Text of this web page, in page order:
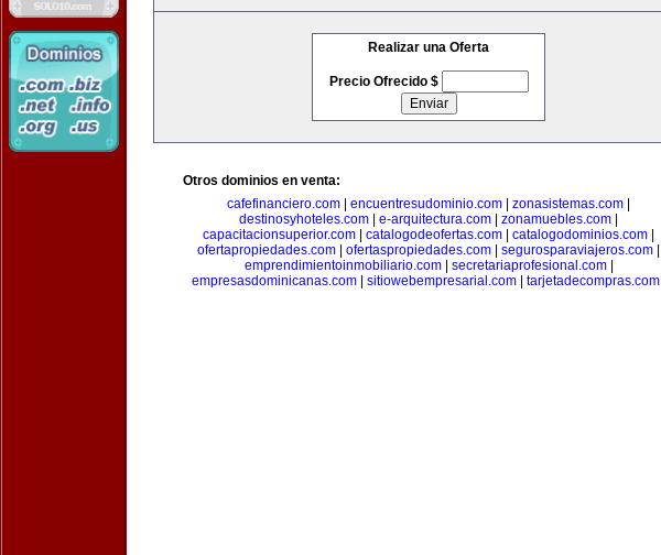
Realizar una Oferta
Precio Ofrecido $
Otros dominios en venta:
cafefinanciero.com
encuentresudominio.com zonasistemas.com
destinosyhoteles.com
e-arquitectura.com zonamuebles.com
capacitacionsuperior.com
catalogodeofertas.com catalogodominios.com
ofertapropiedades.com
ofertaspropiedades.com segurosparaviajeros.com
emprendimientoinmobiliario.com| secretariaprofesional.com|
empresasdominicanas.com| sitiowebempresarial.com| tarjetadecompras.com|